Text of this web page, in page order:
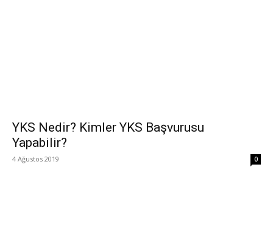
YKS Nedir? Kimler YKS Başvurusu
Yapabilir?
4 Ağustos 2019 0